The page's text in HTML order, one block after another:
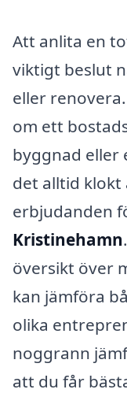
Att anlita en
viktigt beslut
eller
om ett
byggnad eller
det alltid
erbjudanden
Kristinehamn
översikt över
kan jämföra
olika
noggrann
att du får